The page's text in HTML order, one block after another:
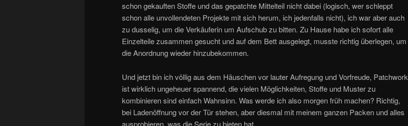
schon gekauften Stoffe und das gepatchte Mittelteil nicht dabei (logisch, wer schleppt
schon alle unvollendeten Projekte mit sich herum, ich jedenfalls nicht), ich war aber auch
zu dusselig, um die Verkäuferin um Aufschub zu bitten. Zu Hause habe ich sofort alle
Einzelteile zusammen gesucht und auf dem Bett ausgelegt, musste richtig überlegen, um
die Anordnung wieder hinzubekommen.
Und jetzt bin ich völlig aus dem Häuschen vor lauter Aufregung und Vorfreude, Patchwork
ist wirklich ungeheuer spannend, die vielen Möglichkeiten, Stoffe und Muster zu
kombinieren sind einfach Wahnsinn. Was werde ich also morgen früh machen? Richtig,
bei Ladenöffnung vor der Tür stehen, aber diesmal mit meinem ganzen Packen und alles
ausprobieren, was die Serie zu bieten hat.